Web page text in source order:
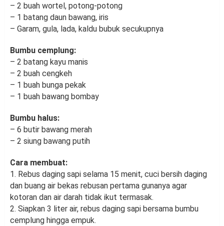
– 2 buah wortel, potong-potong
– 1 batang daun bawang, iris
– Garam, gula, lada, kaldu bubuk secukupnya
Bumbu cemplung:
– 2 batang kayu manis
– 2 buah cengkeh
– 1 buah bunga pekak
– 1 buah bawang bombay
Bumbu halus:
– 6 butir bawang merah
– 2 siung bawang putih
Cara membuat:
1. Rebus daging sapi selama 15 menit, cuci bersih daging
dan buang air bekas rebusan pertama gunanya agar
kotoran dan air darah tidak ikut termasak.
2. Siapkan 3 liter air, rebus daging sapi bersama bumbu
cemplung hingga empuk.